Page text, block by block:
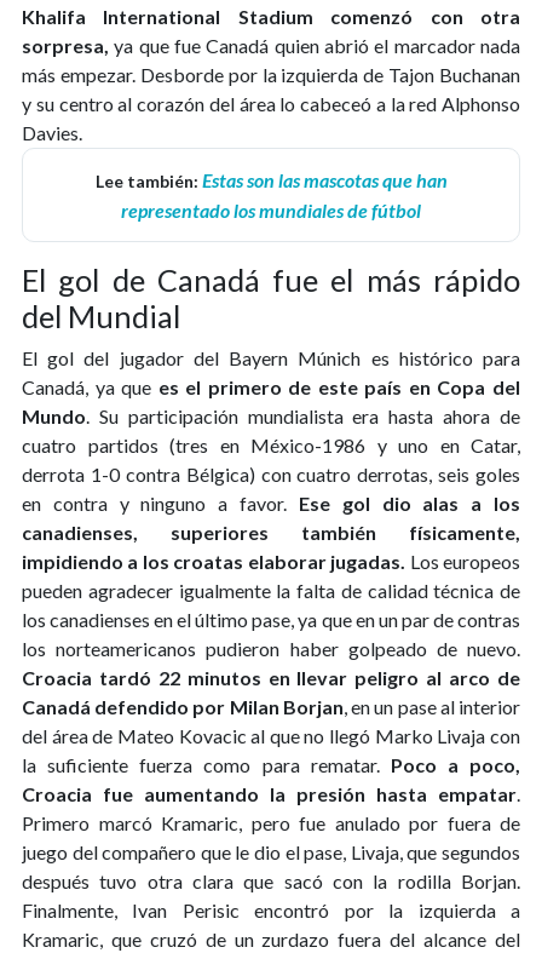
Khalifa International Stadium comenzó con otra
sorpresa, ya que fue Canadá quien abrió el marcador nada
más empezar. Desborde por la izquierda de Tajon Buchanan
y su centro al corazón del área lo cabeceó a la red Alphonso
Davies.
Lee también: Estas son las mascotas que han
representado los mundiales de fútbol
El gol de Canadá fue el más rápido
del Mundial
El gol del jugador del Bayern Múnich es histórico para
Canadá, ya que es el primero de este país en Copa del
Mundo. Su participación mundialista era hasta ahora de
cuatro partidos (tres en México-1986 y uno en Catar,
derrota 1-0 contra Bélgica) con cuatro derrotas, seis goles
en contra y ninguno a favor. Ese gol dio alas a los
canadienses, superiores también físicamente,
impidiendo a los croatas elaborar jugadas. Los europeos
pueden agradecer igualmente la falta de calidad técnica de
los canadienses en el último pase, ya que en un par de contras
los norteamericanos pudieron haber golpeado de nuevo.
Croacia tardó 22 minutos en llevar peligro al arco de
Canadá defendido por Milan Borjan, en un pase al interior
del área de Mateo Kovacic al que no llegó Marko Livaja con
la suficiente fuerza como para rematar. Poco a poco,
Croacia fue aumentando la presión hasta empatar.
Primero marcó Kramaric, pero fue anulado por fuera de
juego del compañero que le dio el pase, Livaja, que segundos
después tuvo otra clara que sacó con la rodilla Borjan.
Finalmente, Ivan Perisic encontró por la izquierda a
Kramaric, que cruzó de un zurdazo fuera del alcance del